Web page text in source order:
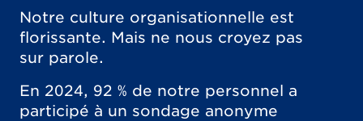
Notre culture organisationnelle est
florissante. Mais ne nous croyez pas
sur parole.
En 2024, 92 % de notre personnel a
participé à un sondage anonyme